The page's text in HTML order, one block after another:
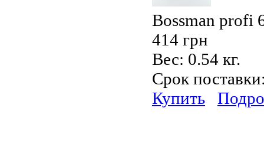
Bossman profi
414 грн
Вес: 0.54 кг.
Срок
Купить